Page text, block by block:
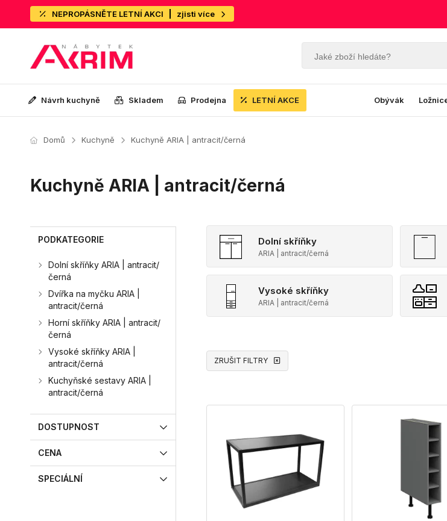
NEPROPÁSNĚTE LETNÍ AKCI zjisti více
Návrh kuchyně Skladem Prodejna LETNÍ AKCE Obývák
Domů Kuchyně Kuchyně ARIA | antracit/černá
Kuchyně ARIA | antracit/černá
PODKATEGORIE
Dolní skříňky ARIA | antracit/
černá
Dvířka na myčku ARIA |
antracit/černá
Horní skříňky ARIA | antracit/
černá
Vysoké skříňky ARIA |
antracit/černá
Kuchyňské sestavy ARIA |
antracit/černá
DOSTUPNOST
CENA
SPECIÁLNÍ
Dolní skříňky
ARIA | antracit/černá
Vysoké skříňky
ARIA | antracit/černá
ZRUŠIT FILTRY